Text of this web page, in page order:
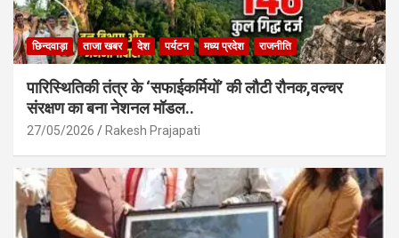
छिन्दवाड़ा ताजा खबर देश पर्यटन मध्य प्रदेश राजनीति
पारिस्थितिकी तंत्र के ‘सफाईकर्मियों’ की लौटी रौनक,वल्चर
संरक्षण का बना नेशनल मॉडल..
27/05/2026 Rakesh Prajapati